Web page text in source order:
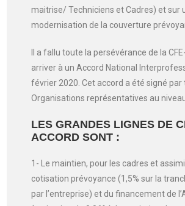
maitrise/ Techniciens et Cadres) et sur
modernisation de la couverture
Il a fallu toute la persévérance de la
arriver à un Accord National
février 2020. Cet accord a été signé par
Organisations représentatives au
LES GRANDES LIGNES DE
ACCORD SONT :
1- Le maintien, pour les cadres et
cotisation prévoyance (1,5% sur la
par l’entreprise) et du financement de